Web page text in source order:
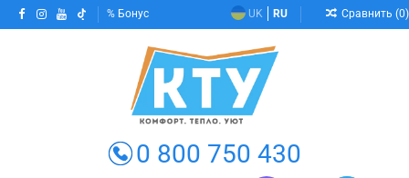
Бонус UK RU Сравнить (0)
0 800 750 430